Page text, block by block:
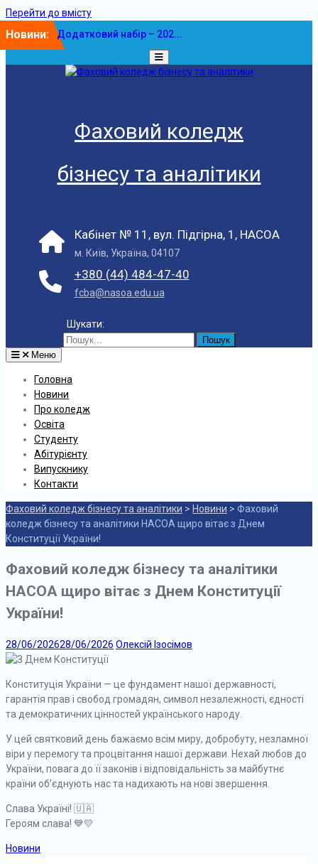
Перейти до вмісту
Новини:
Додатковий набір – 202...
У ФКБА НАСОА
відбулася...
Фаховий коледж
бізнесу та аналітики
+380 (44) 484-47-40
fcba@nasoa.edu.ua
Кабінет № 11, вул. Підгірна, 1, НАСОА
м. Київ, Україна, 04107
Шукати:
Меню
Головна
Новини
Про коледж
Освіта
Студенту
Абітурієнту
Випускнику
Контакти
Фаховий коледж бізнесу та аналітики > Новини > Фаховий
коледж бізнесу та аналітики НАСОА щиро вітає з Днем
Конституції України!
Фаховий коледж бізнесу та аналітики
НАСОА щиро вітає з Днем Конституції
України!
28/06/202628/06/2026 Олексій Ізосімов
Конституція України — це фундамент нашої державності,
гарантія прав і свобод громадян, символ незалежності, єдності
та демократичних цінностей українського народу.
У цей святковий день бажаємо всім миру, добробуту, незламної
віри у перемогу та процвітання нашої держави. Нехай любов до
України, повага до її законів і відповідальність за майбутнє
країни об’єднують нас та надихають на нові звершення.
Слава Україні! 🇺🇦
Героям слава! 💙💛
Новини